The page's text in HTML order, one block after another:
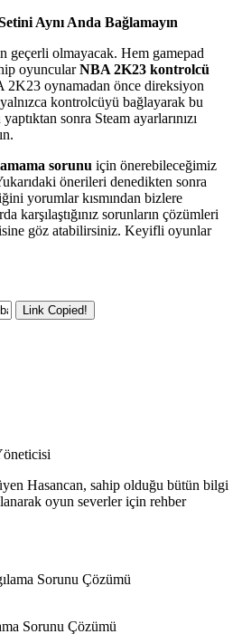
Aynı Anda Bağlamayın
geçerli olmayacak. Hem gamepad
oyuncularNBA 2K23 kontrolcü
2K23 oynamadan önce direksiyon
yalnızca kontrolcüyü bağlayarak bu
sonra Steam ayarlarınızı
sorunu için önerebileceğimiz
önerileri denedikten sonra
yorumlar kısmından bizlere
karşılaştığınız sorunların çözümleri
göz atabilirsiniz. Keyifli oyunlar
Link Copied!
Hasancan, sahip olduğu bütün bilgi
oyun severler için rehber
Sorunu Çözümü